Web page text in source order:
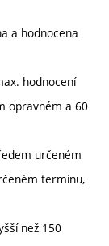
a hodnocena
hodnocení
opravném a 60
určeném
termínu,
než 150